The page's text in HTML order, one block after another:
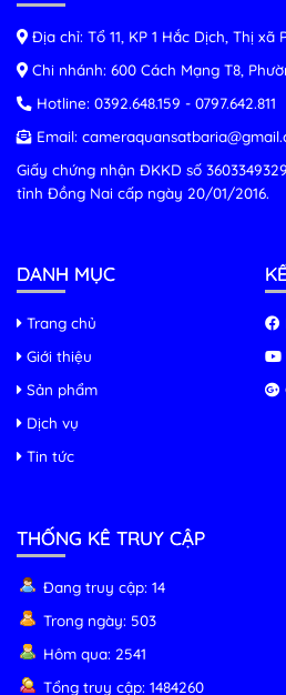
Địa chỉ: Tổ 11, KP 1 Hắc Dịch, Thị xã
Chi nhánh: 600 Cách Mạng T8,
Hotline: 0392.648.159 - 0797.642.811
Email:
Giấy chứng nhận ĐKKD số
tỉnh Đồng Nai cấp ngày 20/01/2016.
DANH MỤC
Trang chủ
Giới thiệu
Sản phẩm
Dịch vụ
Tin tức
THỐNG KÊ TRUY CẬP
Đang truy cập: 14
Trong ngày: 503
Hôm qua: 2541
Tổng truy cập: 1484260